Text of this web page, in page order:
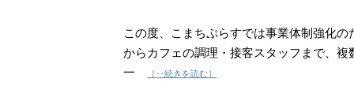
この度、こまちぷらすでは事業体制強化
からカフェの調理・接客スタッフまで、
一
［‥続きを読む］